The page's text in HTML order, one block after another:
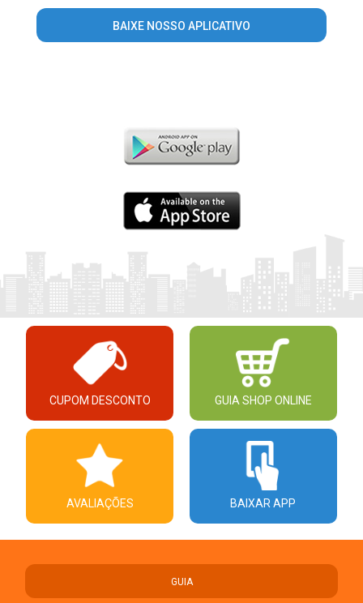
BAIXE NOSSO APLICATIVO
CUPOM DESCONTO GUIA SHOP ONLINE
AVALIAÇÕES BAIXAR APP
GUIA